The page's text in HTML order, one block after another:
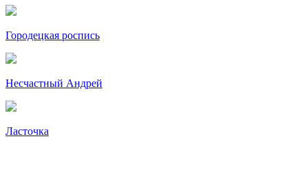
Городецкая роспись
Несчастный Андрей
Ласточка